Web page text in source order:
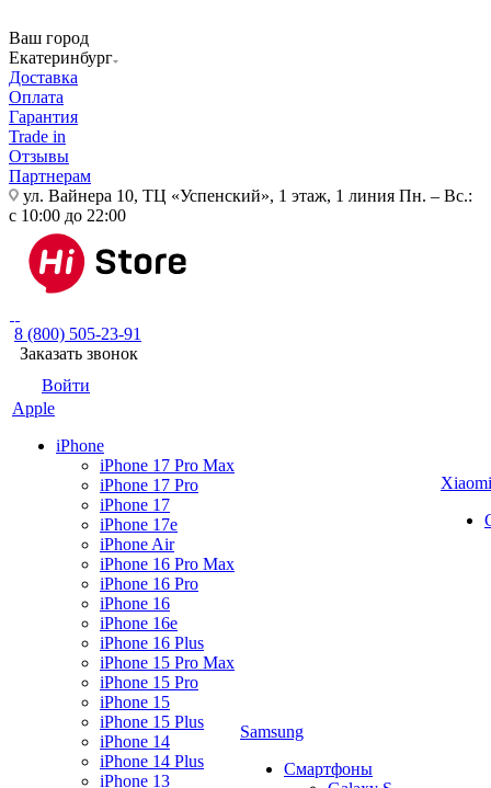
Ваш город
Екатеринбург
Доставка
Оплата
Гарантия
Trade in
Отзывы
Партнерам
ул. Вайнера 10, ТЦ «Успенский», 1 этаж, 1 линия Пн. – Вс.:
с 10:00 до 22:00
8 (800) 505-23-91
Заказать звонок
Войти
Apple
iPhone
iPhone 17 Pro Max
iPhone 17 Pro
iPhone 17
iPhone 17e
iPhone Air
iPhone 16 Pro Max
iPhone 16 Pro
iPhone 16
iPhone 16e
iPhone 16 Plus
iPhone 15 Pro Max
iPhone 15 Pro
iPhone 15
iPhone 15 Plus
iPhone 14
iPhone 14 Plus
iPhone 13
Samsung
Смартфоны
Xiaomi